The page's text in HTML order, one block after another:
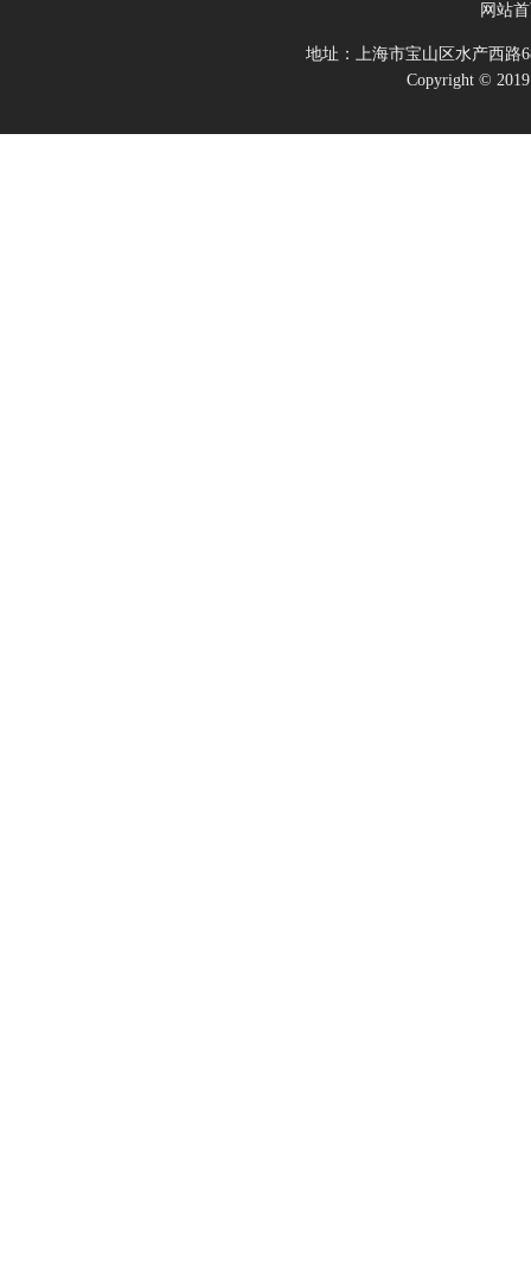
网站
地址：上海市宝山区水产西路
Copyright ©